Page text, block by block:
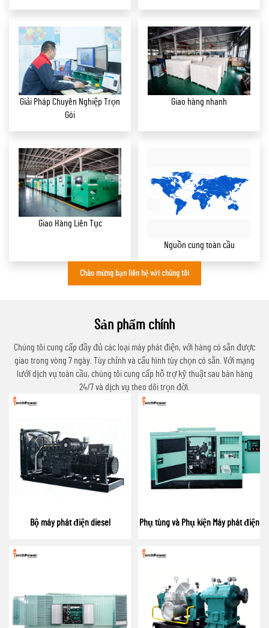
Giải Pháp Chuyên Nghiệp Trọn
Gói
Giao hàng nhanh
Giao Hàng Liên Tục
Nguồn cung toàn cầu
Chào mừng bạn liên hệ với chúng tôi
Sản phẩm chính
Chúng tôi cung cấp đầy đủ các loại máy phát điện, với hàng có sẵn được
giao trong vòng 7 ngày. Tùy chỉnh và cấu hình tùy chọn có sẵn. Với mạng
lưới dịch vụ toàn cầu, chúng tôi cung cấp hỗ trợ kỹ thuật sau bán hàng
24/7 và dịch vụ theo dõi trọn đời.
Bộ máy phát điện diesel Phụ tùng và Phụ kiện Máy phát điện